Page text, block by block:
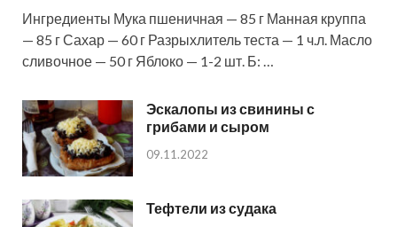
Ингредиенты Мука пшеничная — 85 г Манная круппа
— 85 г Сахар — 60 г Разрыхлитель теста — 1 ч.л. Масло
сливочное — 50 г Яблоко — 1-2 шт. Б: …
Эскалопы из свинины с
грибами и сыром
09.11.2022
Тефтели из судака